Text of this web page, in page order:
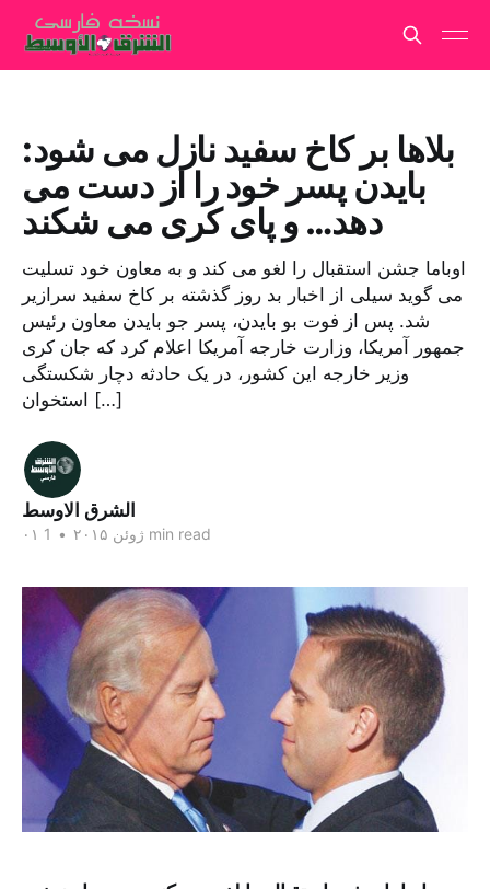
بلاها بر کاخ سفید نازل می شود:
بایدن پسر خود را از دست می
دهد… و پای کری می شکند
اوباما جشن استقبال را لغو می کند و به معاون خود تسلیت
می گوید سیلی از اخبار بد روز گذشته بر کاخ سفید سرازیر
شد. پس از فوت بو بایدن، پسر جو بایدن معاون رئیس
جمهور آمریکا، وزارت خارجه آمریکا اعلام کرد که جان کری
وزیر خارجه این کشور، در یک حادثه دچار شکستگی
استخوان […]
الشرق الاوسط
۰۱ ژوئن ۲۰۱۵ • 1 min read